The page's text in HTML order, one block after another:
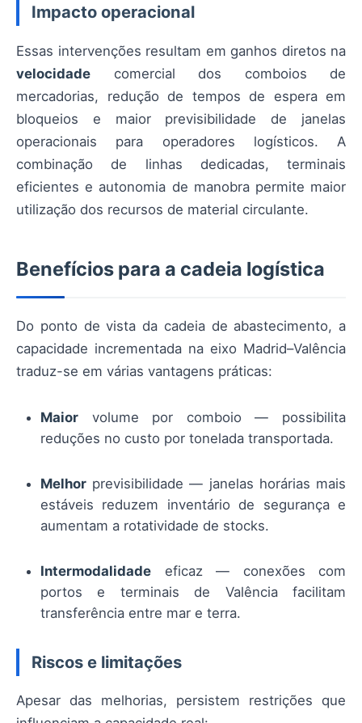
Impacto operacional
Essas intervenções resultam em ganhos diretos na
velocidade comercial dos comboios de
mercadorias, redução de tempos de espera em
bloqueios e maior previsibilidade de janelas
operacionais para operadores logísticos. A
combinação de linhas dedicadas, terminais
eficientes e autonomia de manobra permite maior
utilização dos recursos de material circulante.
Benefícios para a cadeia logística
Do ponto de vista da cadeia de abastecimento, a
capacidade incrementada na eixo Madrid–Valência
traduz-se em várias vantagens práticas:
Maior volume por comboio — possibilita
reduções no custo por tonelada transportada.
Melhor previsibilidade — janelas horárias mais
estáveis reduzem inventário de segurança e
aumentam a rotatividade de stocks.
Intermodalidade eficaz — conexões com
portos e terminais de Valência facilitam
transferência entre mar e terra.
Riscos e limitações
Apesar das melhorias, persistem restrições que